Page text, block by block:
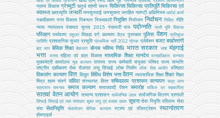
ग्राम्य विकास ग्रेच्युटी चतुर्थ श्रेणी चयन चिकित्सा चिकित्सा प्रतिपूर्ति चिकित्‍सा एवं
स्वास्थ्य छात्रवृत्ति जनवरी जनसुनवाई जनसूचना जनहित गारण्टी अधिनियम धर्मार्थ कार्य
नकदीकरण नगर विकास निबन्‍धन नियमावली नियुक्ति नियोजन निर्वाचन निविदा नीति
न्याय न्यायालय पंचायत चुनाव 2015 पंचायती राज पदोन्नति परती भूमि विकास
परिवहन पर्यावरण पशुधन पिछड़ा वर्ग कल्‍याण पीएफ पुरस्कार पुलिस पेंशन
प्रतिकूल
प्रविष्टि प्रशासनिक सुधार प्रसूति प्राथमिक भर्ती 2012 प्रेरक प्रोबेशन बजट बर्खास्तगी
बाट माप बेसिक शिक्षा बैकलाग बोनस भविष्य निधि भारत सरकार भाषा मंहगाई
भत्ता
मत्‍स्‍य महिला एवं बाल विकास माध्यमिक शिक्षा मानदेय मानवाधिकार मान्यता
मुख्‍यमंत्री कार्यालय युवा कल्याण राजस्व राज्य कर्मचारी संयुक्त परिषद राज्य सम्पत्ति
राष्ट्रीय एकीकरण रोक रोजगार लघु सिंचाई लोक निर्माण लोक सेवा आयोग वरिष्ठता
विकलांग कल्याण वित्त विद्युत विविध विशेष भत्ता वेतन व्‍यवसायिक शिक्षा शिक्षा शिक्षा
मित्र श्रम संवर्ग संविदा संस्‍थागत वित्‍त सचिवालय प्रशासन सत्यापन सत्र लाभ
सत्रलाभ
समन्वय समाज कल्याण समाजवादी पेंशन समारोह सर्किल दर सहकारिता
सातवां वेतन आयोग सामान्य प्रशासन सार्वजनिक उद्यम सार्वजनिक वितरण प्रणाली
सिंचाई सिंचाई एवं जल संसाधन सूक्ष्म लघु एवं मध्यम उद्यम सूचना सेवा निवृत्ति परिलाभ सेवा
संघ
सेवानिवृत्ति सेवायोजन सैनिक कल्‍याण स्टाम्प एवं रजिस्ट्रेशन स्थानांतरण
होमगाडर्स